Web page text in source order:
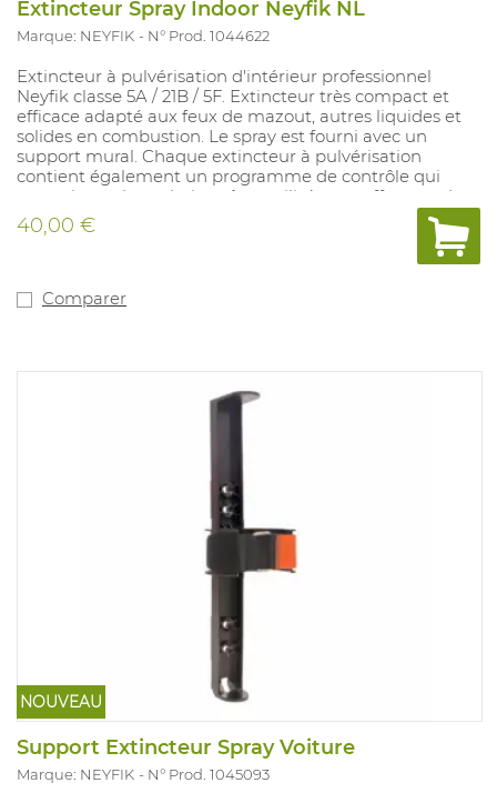
Extincteur Spray Indoor Neyfik NL
Marque: NEYFIK N° Prod. 1044622
Extincteur à pulvérisation d'intérieur professionnel
Neyfik classe 5A / 21B / 5F. Extincteur très compact et
efficace adapté aux feux de mazout, autres liquides et
solides en combustion. Le spray est fourni avec un
support mural. Chaque extincteur à pulvérisation
contient également un programme de contrôle qui
peut, si vous le souhaitez, être utilisé pour effectuer des
contrôles périodiques. L'extincteur à pulvérisation ne
nécessite aucun entretien et a une durée de vie de 5
ans. Le spray est fourni avec un support mural. Le spray
1045093). Ce modèle contient uniquement un texte
40,00 €
Comparer
NOUVEAU
Support Extincteur Spray Voiture
Marque: NEYFIK N° Prod. 1045093